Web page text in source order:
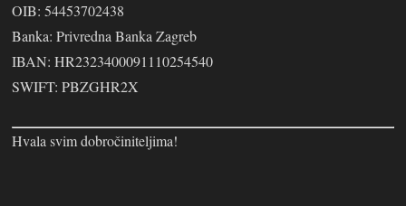
OIB: 54453702438
Banka: Privredna Banka Zagreb
IBAN: HR2323400091110254540
SWIFT: PBZGHR2X
Hvala svim dobročiniteljima!